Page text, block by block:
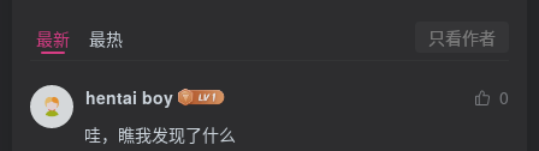
最新 最热 只看作者
hentai boy
0
哇，瞧我发现了什么